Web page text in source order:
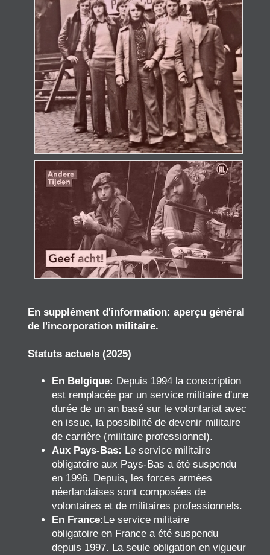
En supplément d'information: aperçu général
de l'incorporation militaire.
Statuts actuels (2025)
En Belgique: Depuis 1994 la conscription
est remplacée par un service militaire d'une
durée de un an basé sur le volontariat avec
en issue, la possibilité de devenir militaire
de carrière (militaire professionnel).
Aux Pays-Bas: Le service militaire
obligatoire aux Pays-Bas a été suspendu
en 1996. Depuis, les forces armées
néerlandaises sont composées de
volontaires et de militaires professionnels.
En France: Le service militaire
obligatoire en France a été suspendu
depuis 1997. La seule obligation en vigueur